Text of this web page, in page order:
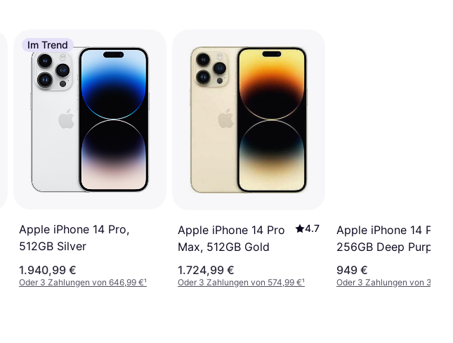
Im Trend
Apple iPhone 14 Pro,
512GB Silver
1.940,99 €
Oder 3 Zahlungen von 646,99 €¹
Apple iPhone 14 Pro
Max, 512GB Gold
4.7
1.724,99 €
Oder 3 Zahlungen von 574,99 €¹
Apple iPhone 14 Pro,
256GB Deep Purple
949 €
Oder 3 Zahlungen von